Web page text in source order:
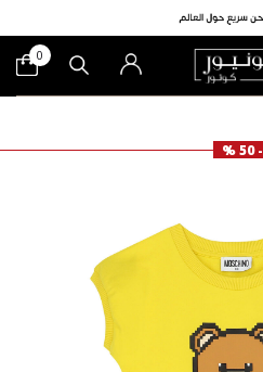
0
- 50 %